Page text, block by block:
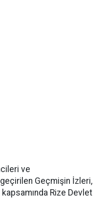
ve
Geçmişin İzleri,
Rize Devlet